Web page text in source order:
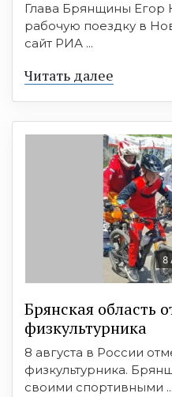
Глава Брянщины Егор
рабочую поездку в
сайт РИА ...
Читать далее
8
Брянская область
физкультурника
8 августа в России
физкультурника.
своими спортивными ...